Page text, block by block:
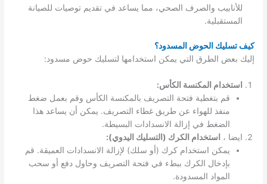
للأنابيب والصرف الصحي، مما يساعد في تقديم توصيات للصيانة
المستقبلية.
كيف تسليك الحوض المسدود؟
إليك بعض الطرق التي يمكن استخدامها لتسليك حوض مسدود:
استخدام المكنسة الكأس:
قم بتغطية فتحة التصريف بالمكنسة الكأس وقم بعمل ضغط
منفذ للهواء عن طريق غطاء التصريف. يمكن أن يساعد هذا
الضغط في إزالة الانسدادات البسيطة.
ايضا ،
استخدام الكرك (التسليك اليدوي):
يمكن استخدام كرك (أو سلك) لإزالة الانسدادات العميقة. قم
بإدخال الكرك ببطء في فتحة التصريف وحاول دفع أو سحب
المواد المسدودة.